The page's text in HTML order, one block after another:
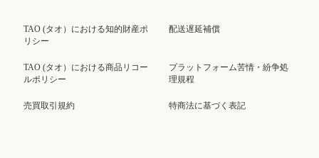
TAO (タオ）における知的財産ポ
リシー
TAO (タオ）における商品リコー
ルポリシー
売買取引規約
配送遅延補償
プラットフォーム苦情・紛争処
理規程
特商法に基づく表記